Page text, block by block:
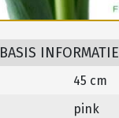
BASIS INFORMATIE
45 cm
pink